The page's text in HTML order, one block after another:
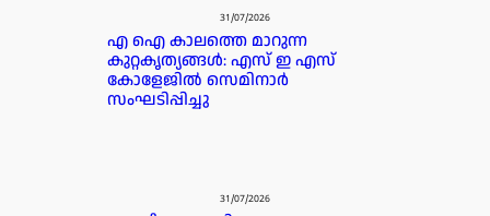
31/07/2026
എ ഐ കാലത്തെ മാറുന്ന
കുറ്റകൃത്യങ്ങൾ: എസ് ഇ എസ്
കോളേജിൽ സെമിനാർ
സംഘടിപ്പിച്ചു
31/07/2026